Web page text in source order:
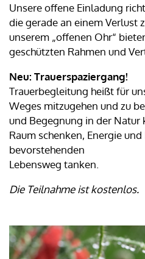
Unsere offene Einladung
die gerade an einem Verlust
unserem „offenen Ohr“
geschützten Rahmen und
Neu: Trauerspaziergang!
Trauerbegleitung heißt für
Weges mitzugehen und zu
und Begegnung in der Natur
Raum schenken, Energie
bevorstehenden
Lebensweg tanken.
Die Teilnahme ist kostenlos.